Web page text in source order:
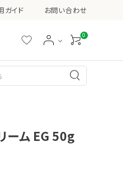
ガイド お問い合わせ
0
ーム EG 50g